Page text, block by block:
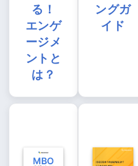
る！
エンゲ
ージメ
ントと
は？
ングガ
イド